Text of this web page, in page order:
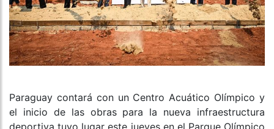
Paraguay contará con un Centro Acuático Olímpico y
el inicio de las obras para la nueva infraestructura